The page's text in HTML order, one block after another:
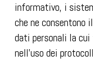
informativo, i
che ne consentono
dati personali la
nell’uso dei